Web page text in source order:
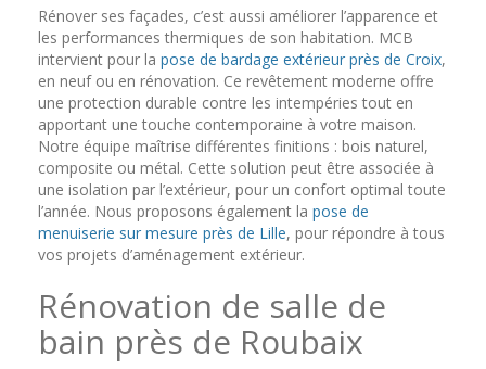
Rénover ses façades, c’est aussi améliorer l’apparence et
les performances thermiques de son habitation. MCB
intervient pour la pose de bardage extérieur près de Croix,
en neuf ou en rénovation. Ce revêtement moderne offre
une protection durable contre les intempéries tout en
apportant une touche contemporaine à votre maison.
Notre équipe maîtrise différentes finitions : bois naturel,
composite ou métal. Cette solution peut être associée à
une isolation par l’extérieur, pour un confort optimal toute
l’année. Nous proposons également la pose de
menuiserie sur mesure près de Lille, pour répondre à tous
vos projets d’aménagement extérieur.
Rénovation de salle de
bain près de Roubaix